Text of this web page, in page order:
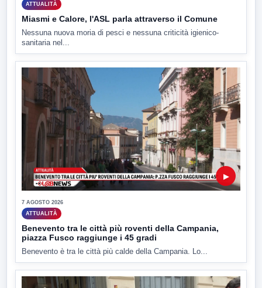
ATTUALITÀ
Miasmi e Calore, l'ASL parla attraverso il Comune
Nessuna nuova moria di pesci e nessuna criticità igienico-
sanitaria nel...
▶
7 AGOSTO 2026
ATTUALITÀ
Benevento tra le città più roventi della Campania,
piazza Fusco raggiunge i 45 gradi
Benevento è tra le città più calde della Campania. Lo...